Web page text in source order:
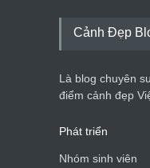
Cảnh Đẹp
Là blog chuyên
điểm cảnh đẹp
Phát triển
Nhóm sinh viên